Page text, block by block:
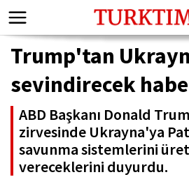
Trump'tan
sevindirecek
ABD Başkanı Donald
zirvesinde Ukrayna'ya
savunma sistemlerini
vereceklerini duyurdu.